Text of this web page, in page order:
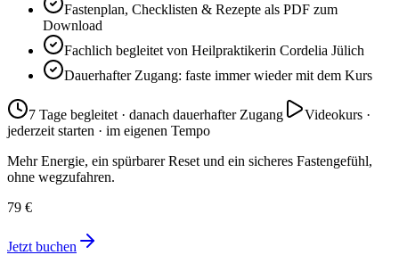
Fastenplan, Checklisten & Rezepte als PDF zum
Download
Fachlich begleitet von Heilpraktikerin Cordelia Jülich
Dauerhafter Zugang: faste immer wieder mit dem Kurs
7 Tage begleitet · danach dauerhafter Zugang
Videokurs ·
jederzeit starten · im eigenen Tempo
Mehr Energie, ein spürbarer Reset und ein sicheres Fastengefühl,
ohne wegzufahren.
79 €
Jetzt buchen